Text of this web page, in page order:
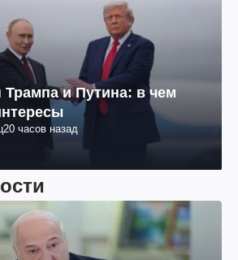
и Путина: в чем
20 часов назад